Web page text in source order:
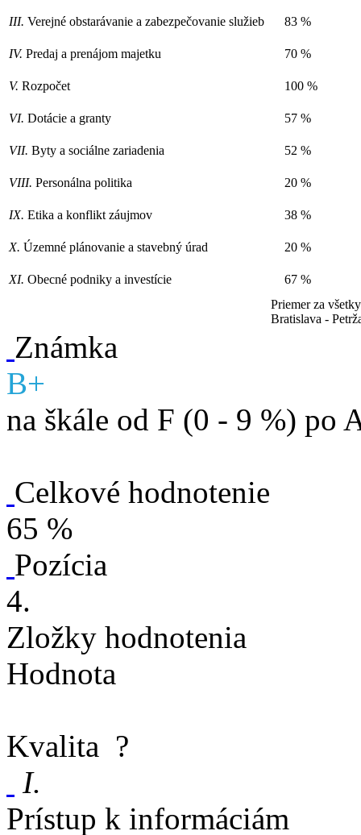
III. Verejné obstarávanie a zabezpečovanie služieb 83 %
IV. Predaj a prenájom majetku 70 %
V. Rozpočet 100 %
VI. Dotácie a granty 57 %
VII. Byty a sociálne zariadenia 52 %
VIII. Personálna politika 20 %
IX. Etika a konflikt záujmov 38 %
X. Územné plánovanie a stavebný úrad 20 %
XI. Obecné podniky a investície
67 %
Priemer za
Bratislava -
Známka
B+
na škále od F (0 - 9 %) po
Celkové hodnotenie
65 %
Pozícia
4.
Zložky hodnotenia
Hodnota
Kvalita ?
I.
Prístup k informáciám